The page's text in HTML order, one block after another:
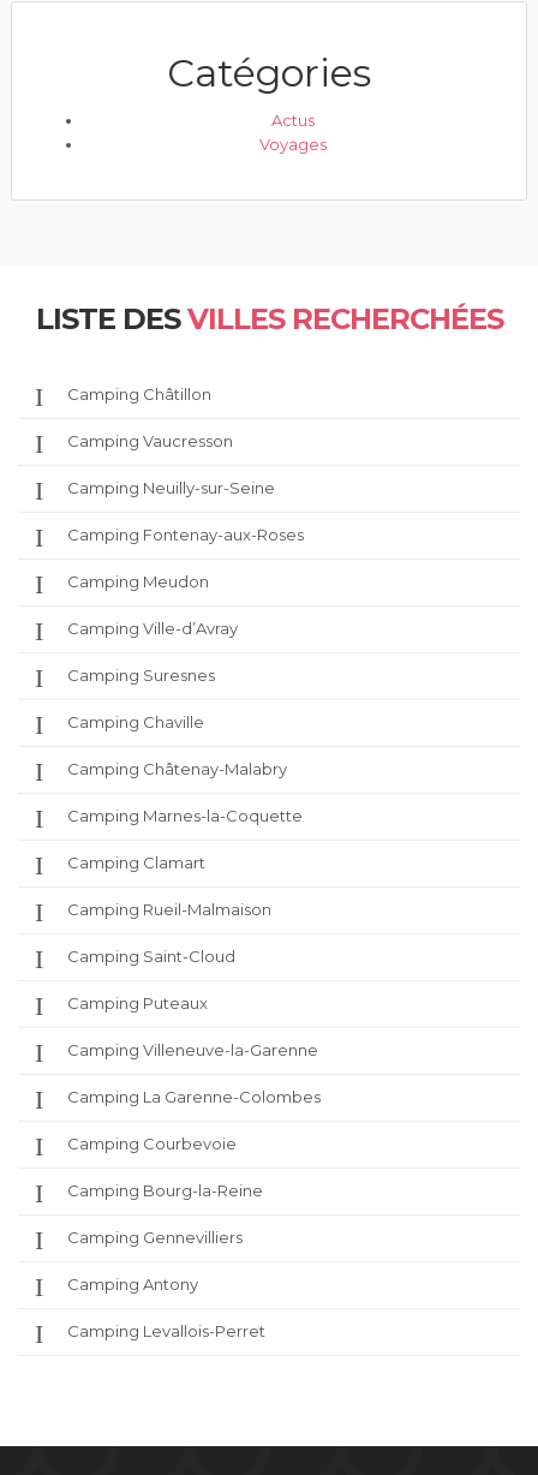
Catégories
Actus
Voyages
LISTE DESVILLES RECHERCHÉES
Camping Châtillon
Camping Vaucresson
Camping Neuilly-sur-Seine
Camping Fontenay-aux-Roses
Camping Meudon
Camping Ville-d’Avray
Camping Suresnes
Camping Chaville
Camping Châtenay-Malabry
Camping Marnes-la-Coquette
Camping Clamart
Camping Rueil-Malmaison
Camping Saint-Cloud
Camping Puteaux
Camping Villeneuve-la-Garenne
Camping La Garenne-Colombes
Camping Courbevoie
Camping Bourg-la-Reine
Camping Gennevilliers
Camping Antony
Camping Levallois-Perret